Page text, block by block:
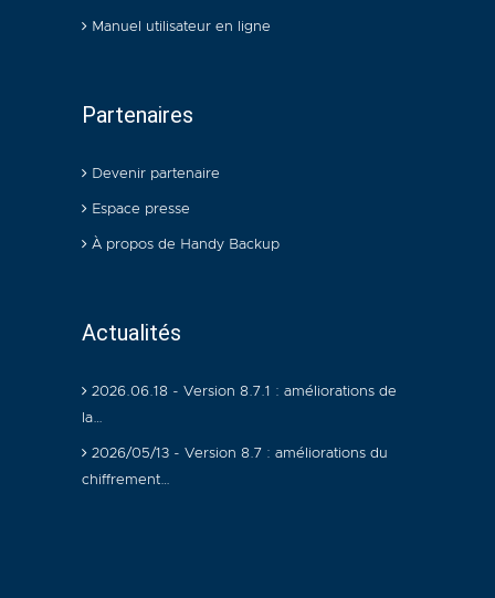
Manuel utilisateur en ligne
Partenaires
Devenir partenaire
Espace presse
À propos de Handy Backup
Actualités
2026.06.18 - Version 8.7.1 : améliorations de
la…
2026/05/13 - Version 8.7 : améliorations du
chiffrement…